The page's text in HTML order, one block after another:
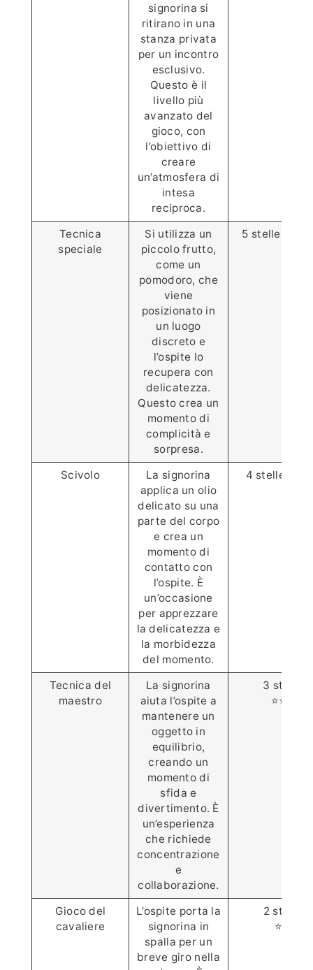
signorina si
ritirano in una
stanza privata
per un incontro
esclusivo.
Questo è il
livello più
avanzato del
gioco, con
l’obiettivo di
creare
un’atmosfera di
intesa
reciproca.
Tecnica
speciale
Si utilizza un
piccolo frutto,
come un
pomodoro, che
viene
posizionato in
un luogo
discreto e
l’ospite lo
recupera con
delicatezza.
Questo crea un
momento di
complicità e
sorpresa.
5 stelle
Scivolo
La signorina
applica un olio
delicato su una
parte del corpo
e crea un
momento di
contatto con
l’ospite. È
un’occasione
per apprezzare
la delicatezza e
la morbidezza
del momento.
4 stelle
Tecnica del
maestro
La signorina
aiuta l’ospite a
mantenere un
oggetto in
equilibrio,
creando un
momento di
sfida e
divertimento. È
un’esperienza
che richiede
concentrazione
e
collaborazione.
3 stelle
⭐️⭐️⭐️
Gioco del
cavaliere
L’ospite porta la
signorina in
spalla per un
breve giro nella
2 stelle
⭐️⭐️